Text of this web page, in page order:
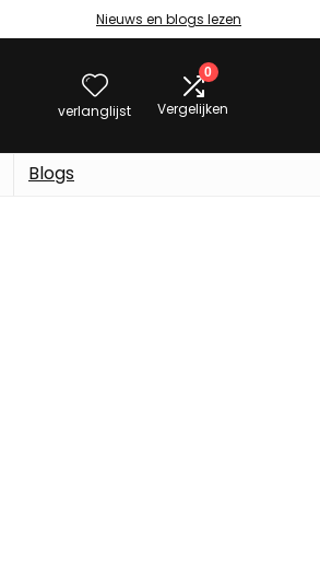
Nieuws en blogs lezen
verlanglijst
0
Vergelijken
Blogs